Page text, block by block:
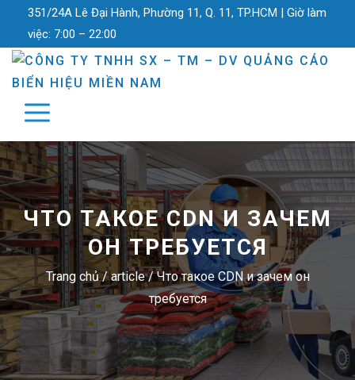
351/24A Lê Đại Hành, Phường 11, Q. 11, TP.HCM | Giờ làm
việc: 7:00 – 22:00
ЧТО ТАКОЕ CDN И ЗАЧЕМ
ОН ТРЕБУЕТСЯ
Trang chủ/article/Что такое CDN и зачем он
требуется